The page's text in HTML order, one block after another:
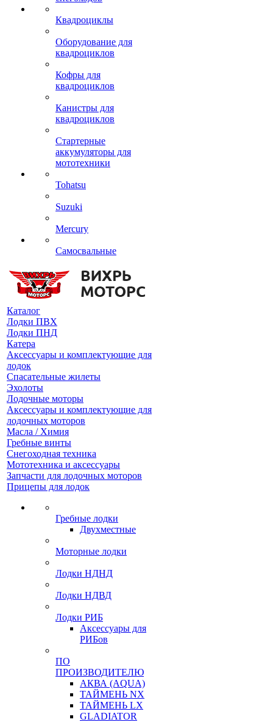
Квадроциклы
Оборудование для
квадроциклов
Кофры для
квадроциклов
Канистры для
квадроциклов
Стартерные
аккумуляторы для
мототехники
Tohatsu
Suzuki
Mercury
Самосвальные
Каталог
Лодки ПВХ
Лодки ПНД
Катера
Аксессуары и комплектующие для
лодок
Спасательные жилеты
Эхолоты
Лодочные моторы
Аксессуары и комплектующие для
лодочных моторов
Масла / Химия
Гребные винты
Снегоходная техника
Мототехника и аксессуары
Запчасти для лодочных моторов
Прицепы для лодок
Гребные лодки
Двухместные
Моторные лодки
Лодки НДНД
Лодки НДВД
Лодки РИБ
Аксессуары для
РИБов
ПО
ПРОИЗВОДИТЕЛЮ
АКВА (AQUA)
ТАЙМЕНЬ NX
ТАЙМЕНЬ LX
GLADIATOR